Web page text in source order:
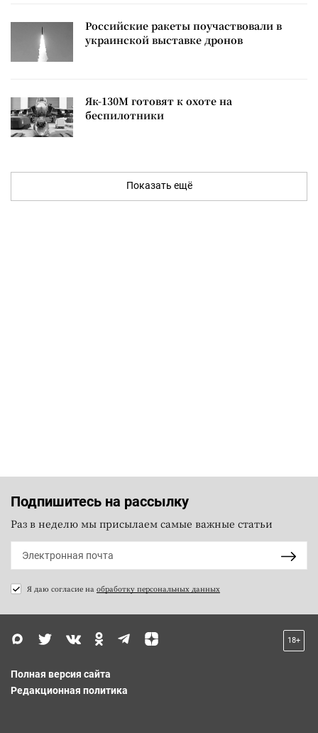
Российские ракеты поучаствовали в
украинской выставке дронов
Як-130М готовят к охоте на
беспилотники
Показать ещё
Подпишитесь на рассылку
Раз в неделю мы присылаем самые важные статьи
Я даю согласие на обработку персональных данных
18+
Полная версия сайта
Редакционная политика